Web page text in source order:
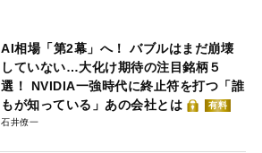
AI相場「第2幕」へ！ バブルはまだ崩壊
していない…大化け期待の注目銘柄５
選！ NVIDIA一強時代に終止符を打つ「誰
もが知っている」あの会社とは
有料
石井僚一